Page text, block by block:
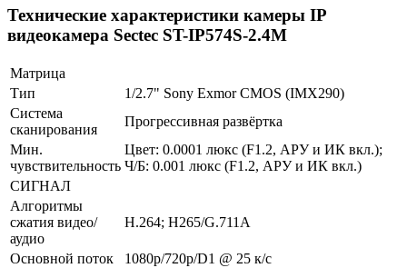
Технические характеристики камеры IP
видеокамера Sectec ST-IP574S-2.4M
Матрица
Тип
1/2.7" Sony Exmor CMOS (IMX290)
Система
сканирования
Прогрессивная развёртка
Мин.
чувствительность
Цвет: 0.0001 люкс (F1.2, АРУ и ИК вкл.);
Ч/Б: 0.001 люкс (F1.2, АРУ и ИК вкл.)
СИГНАЛ
Алгоритмы
сжатия видео/
аудио
H.264; H265/G.711A
Основной поток
1080p/720p/D1 @ 25 к/с